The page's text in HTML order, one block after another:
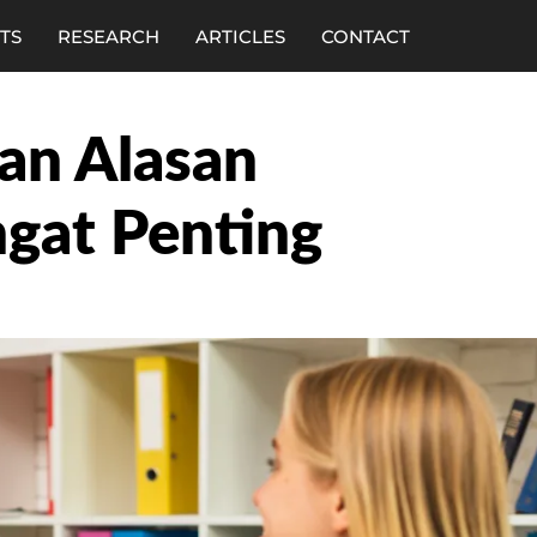
RESEARCH ARTICLES CONTACT
Alasan
Penting